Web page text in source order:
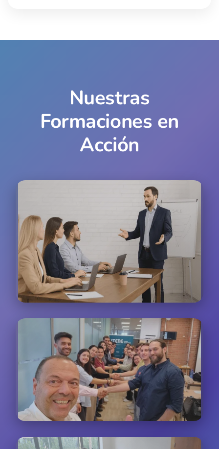
Nuestras
Formaciones en
Acción
Formación Presencial
Sesiones interactivas donde los participantes
practican técnicas de atención al cliente en tiempo
real